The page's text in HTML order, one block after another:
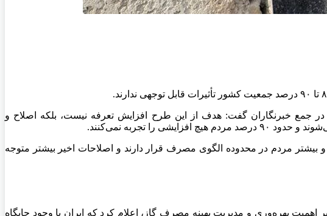
جمع خبرنگاران گفت: هدف از این طرح افزایش تعرفه نیست، بلکه اصلاح و
تجربه نمی‌کنند.
در قبوض صادره مهر، ۷۵ درصد مشترکان مصرفی کمتر از ۱۰ هزار واحد داشته‌اند و بیشتر مردم در محدوده الگوی مصرف قرار دارند و اصلاحات اخیر بیشتر متوجه
بهره‌وری و مدیریت بهینه مصرف گاز، اعلام کرد که ایران با وجود جایگاه